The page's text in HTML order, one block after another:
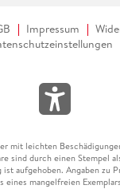
Impressum
mit leichten
sind durch einen Stempel
aufgehoben. Angaben zu
eines mangelfreien